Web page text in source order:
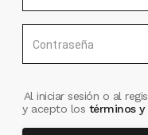
Contraseña
Al iniciar sesión o al
y acepto los términos y